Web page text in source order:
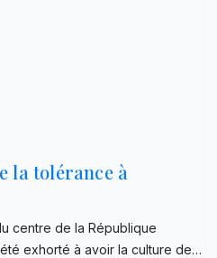
la tolérance à
centre de la République
exhorté à avoir la culture de…